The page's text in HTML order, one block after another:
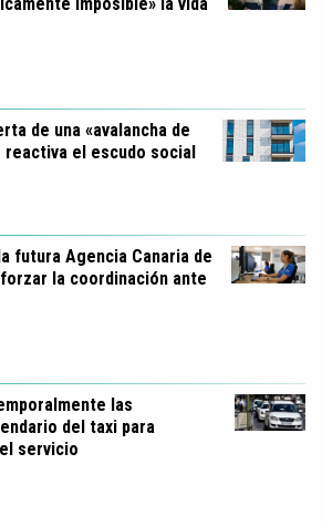
imposible» la vida
de una «avalancha de
el escudo social
futura Agencia Canaria de
la coordinación ante
las
del taxi para
servicio